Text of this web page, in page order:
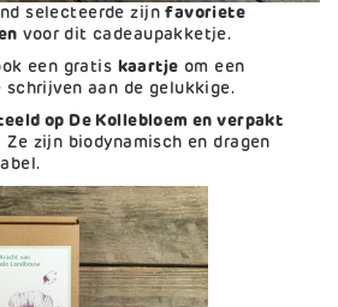
selecteerde zijnfavoriete
voor dit cadeaupakketje.
een gratis kaartje om een
schrijven aan de gelukkige.
op De Kollebloem en verpakt
Ze zijn biodynamisch en dragen